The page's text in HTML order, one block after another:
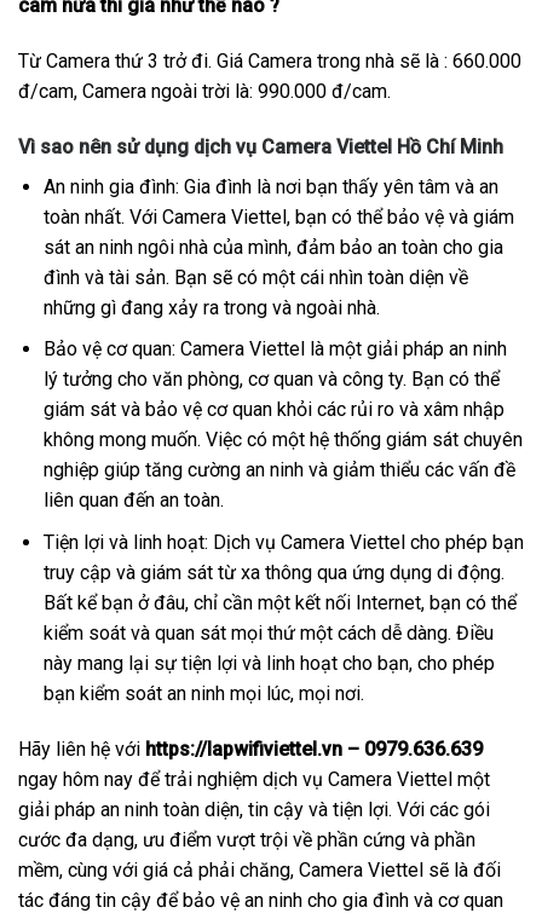
cam nữa thì giá như thế nào ?
Từ Camera thứ 3 trở đi. Giá Camera trong nhà sẽ là : 660.000
đ/cam, Camera ngoài trời là: 990.000 đ/cam.
Vì sao nên sử dụng dịch vụ Camera Viettel Hồ Chí Minh
An ninh gia đình: Gia đình là nơi bạn thấy yên tâm và an
toàn nhất. Với Camera Viettel, bạn có thể bảo vệ và giám
sát an ninh ngôi nhà của mình, đảm bảo an toàn cho gia
đình và tài sản. Bạn sẽ có một cái nhìn toàn diện về
những gì đang xảy ra trong và ngoài nhà.
Bảo vệ cơ quan: Camera Viettel là một giải pháp an ninh
lý tưởng cho văn phòng, cơ quan và công ty. Bạn có thể
giám sát và bảo vệ cơ quan khỏi các rủi ro và xâm nhập
không mong muốn. Việc có một hệ thống giám sát chuyên
nghiệp giúp tăng cường an ninh và giảm thiểu các vấn đề
liên quan đến an toàn.
Tiện lợi và linh hoạt: Dịch vụ Camera Viettel cho phép bạn
truy cập và giám sát từ xa thông qua ứng dụng di động.
Bất kể bạn ở đâu, chỉ cần một kết nối Internet, bạn có thể
kiểm soát và quan sát mọi thứ một cách dễ dàng. Điều
này mang lại sự tiện lợi và linh hoạt cho bạn, cho phép
bạn kiểm soát an ninh mọi lúc, mọi nơi.
Hãy liên hệ với https://lapwifiviettel.vn – 0979.636.639
ngay hôm nay để trải nghiệm dịch vụ Camera Viettel một
giải pháp an ninh toàn diện, tin cậy và tiện lợi. Với các gói
cước đa dạng, ưu điểm vượt trội về phần cứng và phần
mềm, cùng với giá cả phải chăng, Camera Viettel sẽ là đối
tác đáng tin cậy để bảo vệ an ninh cho gia đình và cơ quan